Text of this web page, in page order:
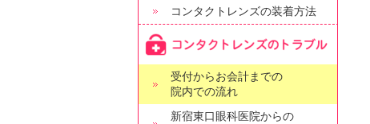
コンタクトレンズの装着方法
受付からお会計までの
院内での流れ
新宿東口眼科医院からの